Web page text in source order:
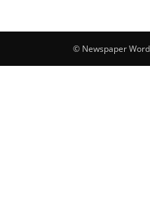
© Newspaper